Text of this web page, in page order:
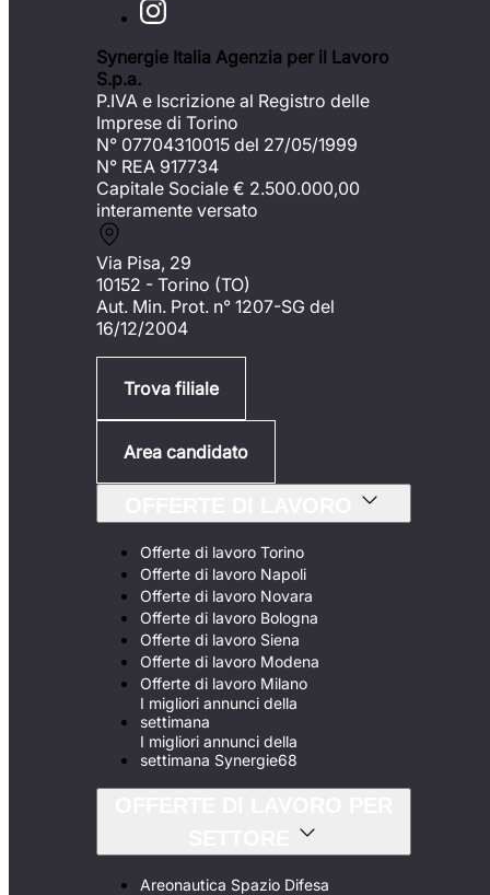
Synergie Italia Agenzia per il Lavoro
S.p.a.
P.IVA e Iscrizione al Registro delle
Imprese di Torino
N° 07704310015 del 27/05/1999
N° REA 917734
Capitale Sociale € 2.500.000,00
interamente versato
Via Pisa, 29
10152 - Torino (TO)
Aut. Min. Prot. n° 1207-SG del
16/12/2004
Trova filiale
Area candidato
Offerte di lavoro Torino
Offerte di lavoro Napoli
Offerte di lavoro Novara
Offerte di lavoro Bologna
Offerte di lavoro Siena
Offerte di lavoro Modena
Offerte di lavoro Milano
I migliori annunci della
settimana
I migliori annunci della
settimana Synergie68
Areonautica Spazio Difesa